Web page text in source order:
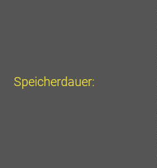
Speicherdauer: